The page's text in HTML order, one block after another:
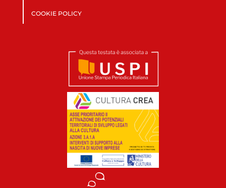
COOKIE POLICY